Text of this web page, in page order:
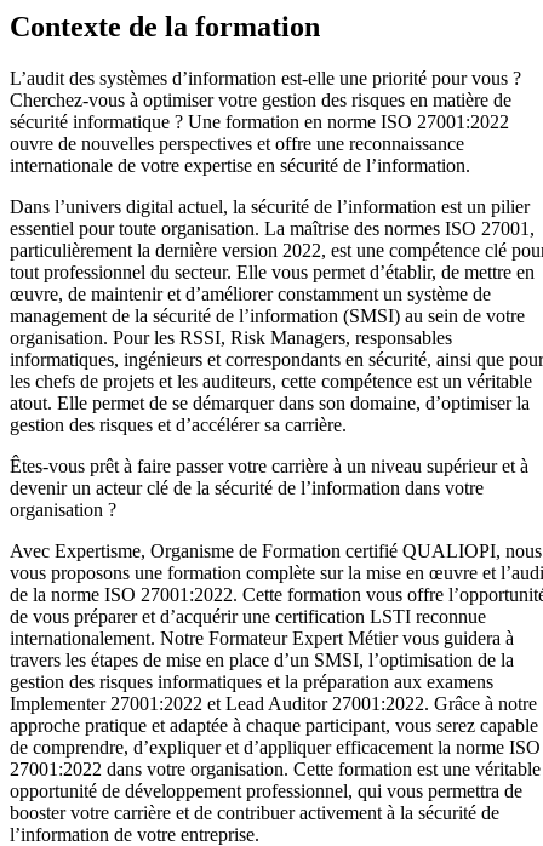
Contexte de la formation
L’audit des systèmes d’information est-elle une priorité pour vous ?
Cherchez-vous à optimiser votre gestion des risques en matière de
sécurité informatique ? Une formation en norme ISO 27001:2022
ouvre de nouvelles perspectives et offre une reconnaissance
internationale de votre expertise en sécurité de l’information.
Dans l’univers digital actuel, la sécurité de l’information est un pilier
essentiel pour toute organisation. La maîtrise des normes ISO 27001,
particulièrement la dernière version 2022, est une compétence clé
tout professionnel du secteur. Elle vous permet d’établir, de mettre en
œuvre, de maintenir et d’améliorer constamment un système de
management de la sécurité de l’information (SMSI) au sein de votre
organisation. Pour les RSSI, Risk Managers, responsables
informatiques, ingénieurs et correspondants en sécurité, ainsi que pour
les chefs de projets et les auditeurs, cette compétence est un véritable
atout. Elle permet de se démarquer dans son domaine, d’optimiser la
gestion des risques et d’accélérer sa carrière.
Êtes-vous prêt à faire passer votre carrière à un niveau supérieur et à
devenir un acteur clé de la sécurité de l’information dans votre
organisation ?
Avec Expertisme, Organisme de Formation certifié QUALIOPI, nous
vous proposons une formation complète sur la mise en œuvre et
de la norme ISO 27001:2022. Cette formation vous offre
de vous préparer et d’acquérir une certification LSTI reconnue
internationalement. Notre Formateur Expert Métier vous guidera à
travers les étapes de mise en place d’un SMSI, l’optimisation de la
gestion des risques informatiques et la préparation aux examens
Implementer 27001:2022 et Lead Auditor 27001:2022. Grâce à notre
approche pratique et adaptée à chaque participant, vous serez capable
de comprendre, d’expliquer et d’appliquer efficacement la norme ISO
27001:2022 dans votre organisation. Cette formation est une véritable
opportunité de développement professionnel, qui vous permettra de
booster votre carrière et de contribuer activement à la sécurité de
l’information de votre entreprise.